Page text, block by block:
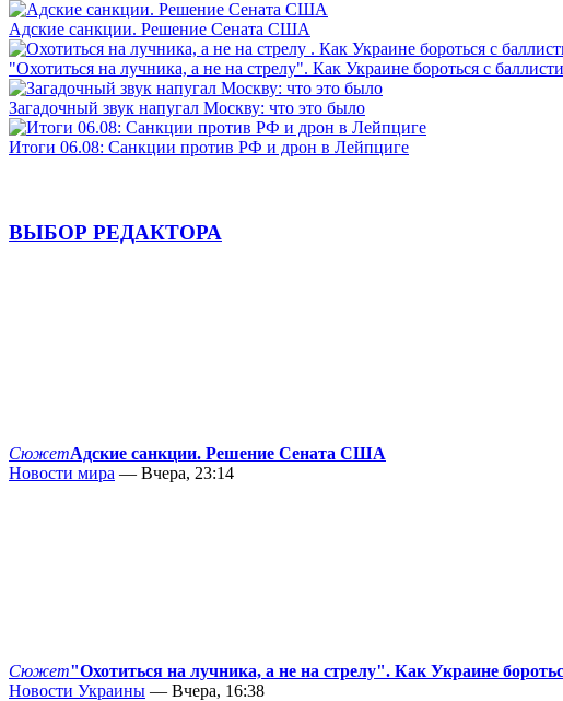
Адские санкции. Решение Сената США
"Охотиться на лучника, а не на стрелу". Как Украине бороться с
Загадочный звук напугал Москву: что это было
Итоги 06.08: Санкции против РФ и дрон в Лейпциге
ВЫБОР РЕДАКТОРА
СюжетАдские санкции. Решение Сената США
Новости мира — Вчера, 23:14
Сюжет"Охотиться на лучника, а не на стрелу". Как Украине
Новости Украины — Вчера, 16:38